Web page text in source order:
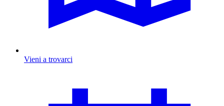
Vieni a trovarci